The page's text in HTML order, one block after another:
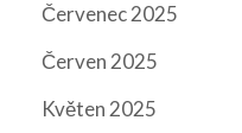
Červenec 2025
Červen 2025
Květen 2025